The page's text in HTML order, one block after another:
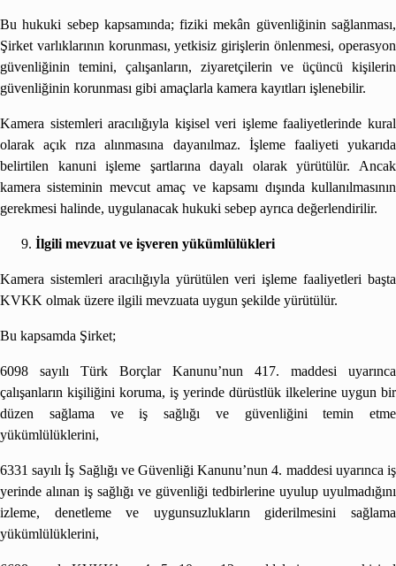
Bu hukuki sebep kapsamında; fiziki mekân güvenliğinin sağlanması,
Şirket varlıklarının korunması, yetkisiz girişlerin önlenmesi, operasyon
güvenliğinin temini, çalışanların, ziyaretçilerin ve üçüncü kişilerin
güvenliğinin korunması gibi amaçlarla kamera kayıtları işlenebilir.
Kamera sistemleri aracılığıyla kişisel veri işleme faaliyetlerinde kural
olarak açık rıza alınmasına dayanılmaz. İşleme faaliyeti yukarıda
belirtilen kanuni işleme şartlarına dayalı olarak yürütülür. Ancak
kamera sisteminin mevcut amaç ve kapsamı dışında kullanılmasının
gerekmesi halinde, uygulanacak hukuki sebep ayrıca değerlendirilir.
İlgili mevzuat ve işveren yükümlülükleri
Kamera sistemleri aracılığıyla yürütülen veri işleme faaliyetleri başta
KVKK olmak üzere ilgili mevzuata uygun şekilde yürütülür.
Bu kapsamda Şirket;
6098 sayılı Türk Borçlar Kanunu’nun 417. maddesi uyarınca
çalışanların kişiliğini koruma, iş yerinde dürüstlük ilkelerine uygun bir
düzen sağlama ve iş sağlığı ve güvenliğini temin etme
yükümlülüklerini,
6331 sayılı İş Sağlığı ve Güvenliği Kanunu’nun 4. maddesi uyarınca iş
yerinde alınan iş sağlığı ve güvenliği tedbirlerine uyulup uyulmadığını
izleme, denetleme ve uygunsuzlukların giderilmesini sağlama
yükümlülüklerini,